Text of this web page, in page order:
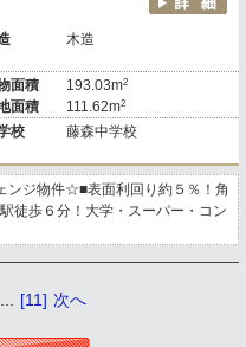
木造
面積
面積
193.03m2
111.62m2
校 藤森中学校
ンジ物件☆■表面利回り約５％！角
徒歩６分！大学・スーパー・コン
[11] 次へ